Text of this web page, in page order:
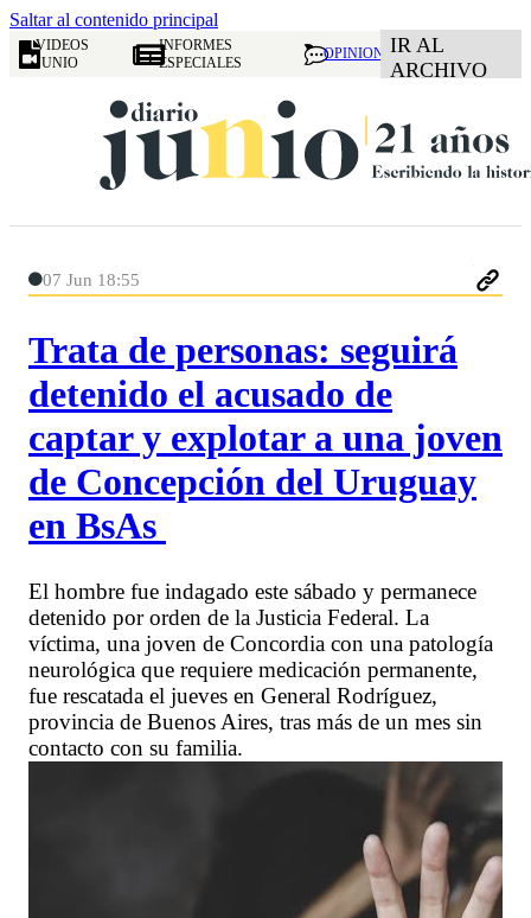
Saltar al contenido principal
VIDEOS
JUNIO
INFORMES
ESPECIALES
OPINION IR AL
ARCHIVO
07 Jun 18:55
Trata de personas: seguirá
detenido el acusado de
captar y explotar a una joven
de Concepción del Uruguay
en BsAs
El hombre fue indagado este sábado y permanece
detenido por orden de la Justicia Federal. La
víctima, una joven de Concordia con una patología
neurológica que requiere medicación permanente,
fue rescatada el jueves en General Rodríguez,
provincia de Buenos Aires, tras más de un mes sin
contacto con su familia.